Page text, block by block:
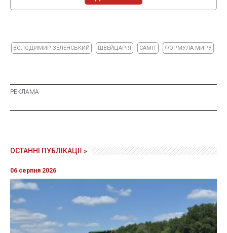
ВОЛОДИМИР ЗЕЛЕНСЬКИЙ ШВЕЙЦАРІЯ САМІТ ФОРМУЛА МИРУ
ОСТАННІ ПУБЛІКАЦІЇ »
06 серпня 2026